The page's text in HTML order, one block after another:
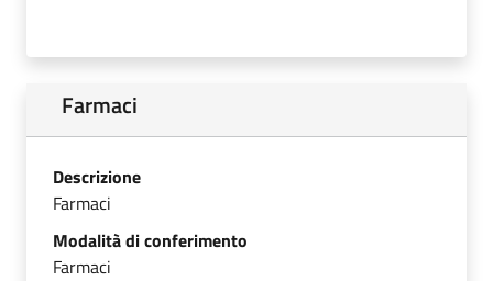
Farmaci
Descrizione
Farmaci
Modalità di conferimento
Farmaci